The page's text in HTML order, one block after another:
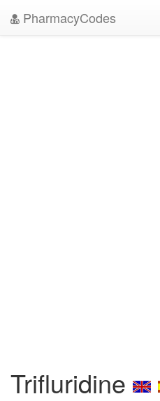
PharmacyCodes
Trifluridine